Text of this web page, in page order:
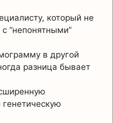
который не
“непонятными”
в другой
разница бывает